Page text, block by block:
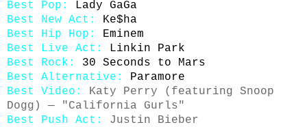
Best Pop: Lady GaGa
Best New Act: Ke$ha
Best Hip Hop:
Eminem
Best Live Act:
Linkin Park
Best Rock:
30 Seconds to Mars
Best Alternative:
Paramore
Best Video: Katy Perry (featuring Snoop
Dogg) — "California Gurls"
Best Push Act:
Justin Bieber